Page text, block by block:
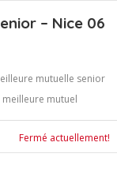
– Nice 06
mutuelle senior
mutuel
Fermé actuellement!